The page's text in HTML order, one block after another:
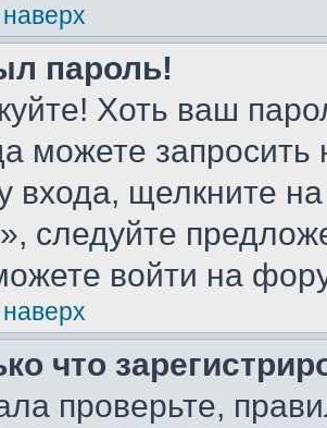
пароль!
Хоть ваш
можете
входа, щелкните
следуйте
войти на
что
проверьте,